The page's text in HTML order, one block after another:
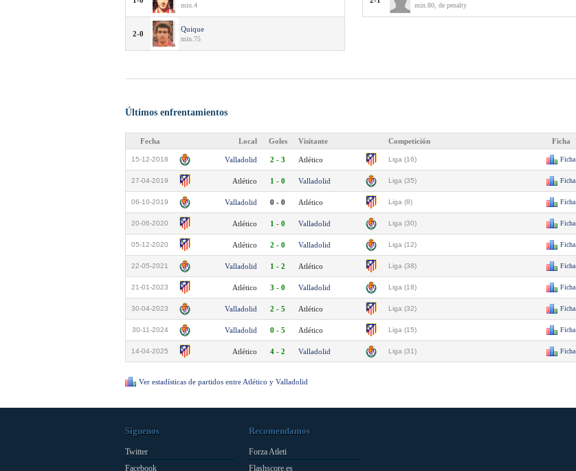
min.4
2-0
Quique
min.75
min.80, de penalty
Últimos enfrentamientos
Fecha Local Goles Visitante Competición Ficha
15-12-2018 Valladolid 2 - 3 Atlético Liga (16) Ficha
27-04-2019 Atlético 1 - 0 Valladolid Liga (35) Ficha
06-10-2019 Valladolid 0 - 0 Atlético Liga (8) Ficha
20-06-2020 Atlético 1 - 0 Valladolid Liga (30) Ficha
05-12-2020 Atlético 2 - 0 Valladolid Liga (12) Ficha
22-05-2021 Valladolid 1 - 2 Atlético Liga (38) Ficha
21-01-2023 Atlético 3 - 0 Valladolid Liga (18) Ficha
30-04-2023 Valladolid 2 - 5 Atlético Liga (32) Ficha
30-11-2024 Valladolid 0 - 5 Atlético Liga (15) Ficha
14-04-2025 Atlético 4 - 2 Valladolid Liga (31) Ficha
Ver estadísticas de partidos entre Atlético y Valladolid
Síguenos
Twitter
Facebook
Recomendamos
Forza Atleti
Flashscore.es